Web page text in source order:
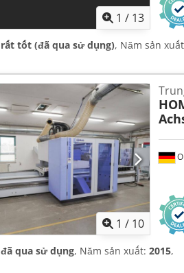
1 / 13
rất tốt (đã qua sử dụng), Năm sản
1 / 10
đã qua sử dụng, Năm sản xuất: 2015,